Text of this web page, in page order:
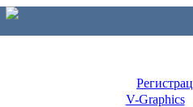
V-Graphics